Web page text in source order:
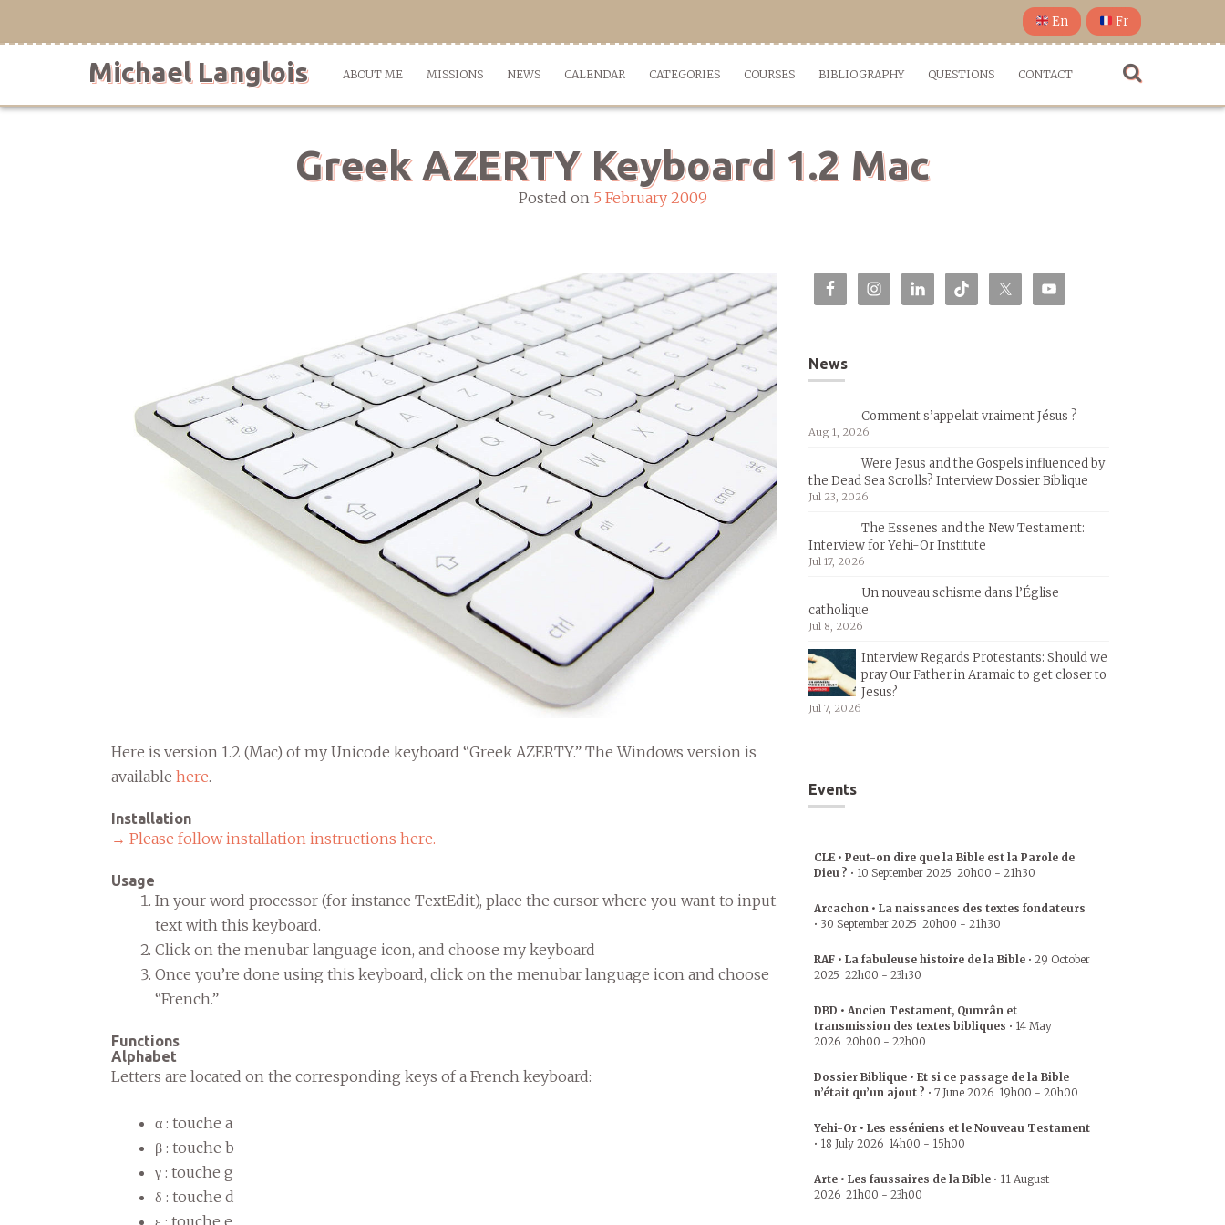
En Fr
Michael Langlois ABOUT ME MISSIONS NEWS CALENDAR CATEGORIES COURSES BIBLIOGRAPHY QUESTIONS CONTACT
Greek AZERTY Keyboard 1.2 Mac
Posted on 5 February 2009
Here is version 1.2 (Mac) of my Unicode keyboard “Greek AZERTY.” The Windows version is
available here.
Installation
→ Please follow installation instructions here.
Usage
In your word processor (for instance TextEdit), place the cursor where you want to input
text with this keyboard.
Click on the menubar language icon, and choose my keyboard
Once you’re done using this keyboard, click on the menubar language icon and choose
“French.”
Functions
Alphabet
Letters are located on the corresponding keys of a French keyboard:
α : touche a
β : touche b
γ : touche g
δ : touche d
News
Comment s’appelait vraiment Jésus ?
Aug 1, 2026
Were Jesus and the Gospels influenced by
the Dead Sea Scrolls? Interview Dossier Biblique
Jul 23, 2026
The Essenes and the New Testament:
Interview for Yehi-Or Institute
Jul 17, 2026
Un nouveau schisme dans l’Église
catholique
Jul 8, 2026
Interview Regards Protestants: Should we
pray Our Father in Aramaic to get closer to
Jesus?
Jul 7, 2026
Events
CLE • Peut-on dire que la Bible est la Parole de
Dieu ? • 10 September 2025 20h00 - 21h30
Arcachon • La naissances des textes fondateurs
• 30 September 2025 20h00 - 21h30
RAF • La fabuleuse histoire de la Bible • 29 October
2025 22h00 - 23h30
DBD • Ancien Testament, Qumrân et
transmission des textes bibliques • 14 May
2026 20h00 - 22h00
Dossier Biblique • Et si ce passage de la Bible
n’était qu’un ajout ? • 7 June 2026 19h00 - 20h00
Yehi-Or • Les esséniens et le Nouveau Testament
• 18 July 2026 14h00 - 15h00
Arte • Les faussaires de la Bible • 11 August
2026 21h00 - 23h00